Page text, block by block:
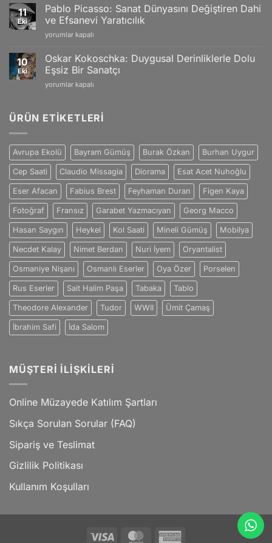
Yansımaları
için
Gogh:
Tutku
ve
Duygularla
Eşsiz
Sanat
Dünyası
için
11
Eki
Pablo Picasso: Sanat Dünyasını Değiştiren Dahi
ve Efsanevi Yaratıcılık
Pablo
Sanat
Dünyasını
Değiştiren
Dahi
Yaratıcılık
yorumlar kapalı
10
Eki
Oskar Kokoschka: Duygusal Derinliklerle Dolu
Eşsiz Bir Sanatçı
Oskar
Derinliklerle
Bir
Sanatçı
için
yorumlar kapalı
ÜRÜN ETIKETLERI
Avrupa Ekolü Bayram Gümüş Burak Özkan Burhan Uygur
Cep Saati Claudio Missagia Diorama Esat Acet Nuhoğlu
Eser Afacan Fabius Brest Feyhaman Duran Figen Kaya
Fotoğraf Fransız Garabet Yazmacıyan Georg Macco
Hasan Saygın Heykel Kol Saati Mineli Gümüş Mobilya
Necdet Kalay Nimet Berdan Nuri İyem Oryantalist
Osmaniye Nişanı Osmanlı Eserler Oya Özer Porselen
Rus Eserler Sait Halim Paşa Tabaka Tablo
Theodore Alexander Tudor WWII Ümit Çamaş
İbrahim Safi İda Salom
MÜŞTERI İLIŞKILERI
Online Müzayede Katılım Şartları
Sıkça Sorulan Sorular (FAQ)
Sipariş ve Teslimat
Gizlilik Politikası
Kullanım Koşulları
Visa MasterCard